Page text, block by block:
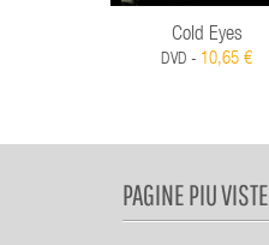
Cold Eyes
DVD - 10,65 €
PAGINE PIU VISTE